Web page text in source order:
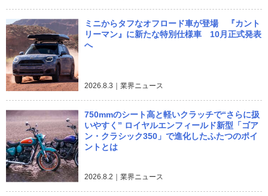
ミニからタフなオフロード車が登場 『カント
リーマン』に新たな特別仕様車 10月正式発表
へ
2026.8.3｜業界ニュース
750mmのシート高と軽いクラッチで“さらに扱
いやすく” ロイヤルエンフィールド新型「ゴア
ン・クラシック350」で進化したふたつのポイ
ントとは
2026.8.2｜業界ニュース